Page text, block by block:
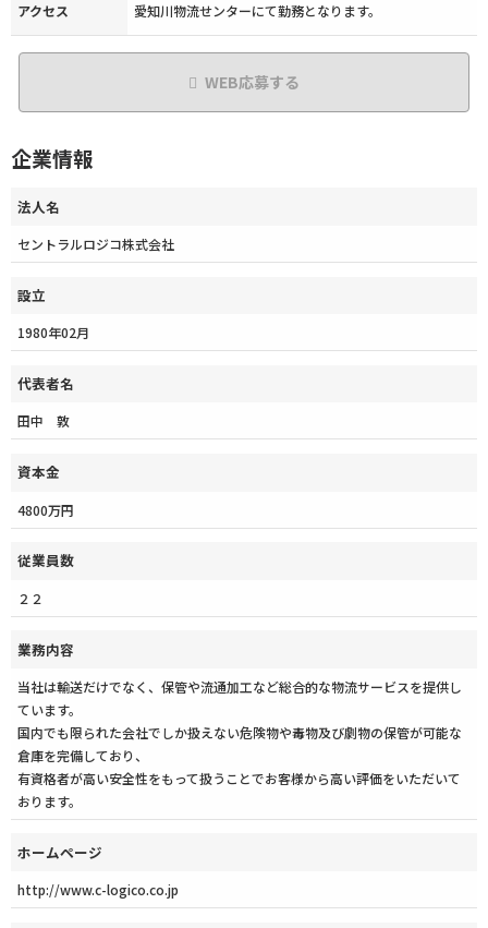
アクセス 愛知川物流せンターにて勤務となります。
WEB応募する
企業情報
法人名
セントラルロジコ株式会社
設立
1980年02月
代表者名
田中 敦
資本金
4800万円
従業員数
２２
業務内容
当社は輸送だけでなく、保管や流通加工など総合的な物流サービスを提供し
ています。
国内でも限られた会社でしか扱えない危険物や毒物及び劇物の保管が可能な
倉庫を完備しており、
有資格者が高い安全性をもって扱うことでお客様から高い評価をいただいて
おります。
ホームページ
http://www.c-logico.co.jp